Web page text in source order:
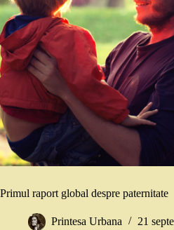
Primul raport global despre paternitate
Printesa Urbana
21